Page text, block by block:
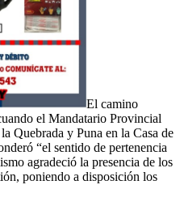
El camino
el Mandatario Provincial
Quebrada y Puna en la Casa de
“el sentido de pertenencia
agradeció la presencia de los
poniendo a disposición los